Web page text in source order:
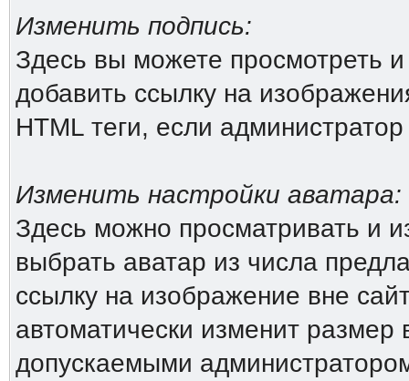
Изменить подпись:
Здесь вы можете просмотреть
добавить ссылку на
HTML теги, если
Изменить настройки аватара:
Здесь можно просматривать и
выбрать аватар из числа
ссылку на изображение вне
автоматически изменит размер
допускаемыми